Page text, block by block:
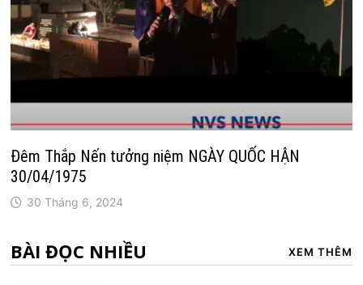
Đêm Thắp Nến tưởng niệm NGÀY QUỐC HẬN
30/04/1975
30 Tháng 6, 2024
BÀI ĐỌC NHIỀU XEM THÊM